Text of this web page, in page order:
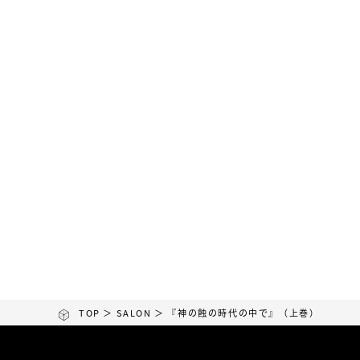
TOP ＞ SALON ＞ 『神の蝕の時代の中で』（上巻）